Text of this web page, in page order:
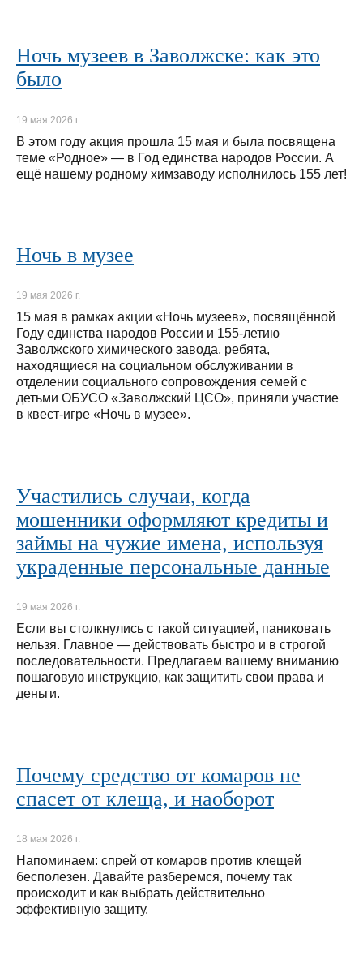
Ночь музеев в Заволжске: как это
было
19 мая 2026 г.
В этом году акция прошла 15 мая и была посвящена
теме «Родное» — в Год единства народов России. А
ещё нашему родному химзаводу исполнилось 155 лет!
Ночь в музее
19 мая 2026 г.
15 мая в рамках акции «Ночь музеев», посвящённой
Году единства народов России и 155-летию
Заволжского химического завода, ребята,
находящиеся на социальном обслуживании в
отделении социального сопровождения семей с
детьми ОБУСО «Заволжский ЦСО», приняли участие
в квест-игре «Ночь в музее».
Участились случаи, когда
мошенники оформляют кредиты и
займы на чужие имена, используя
украденные персональные данные
19 мая 2026 г.
Если вы столкнулись с такой ситуацией, паниковать
нельзя. Главное — действовать быстро и в строгой
последовательности. Предлагаем вашему вниманию
пошаговую инструкцию, как защитить свои права и
деньги.
Почему средство от комаров не
спасет от клеща, и наоборот
18 мая 2026 г.
Напоминаем: спрей от комаров против клещей
бесполезен. Давайте разберемся, почему так
происходит и как выбрать действительно
эффективную защиту.